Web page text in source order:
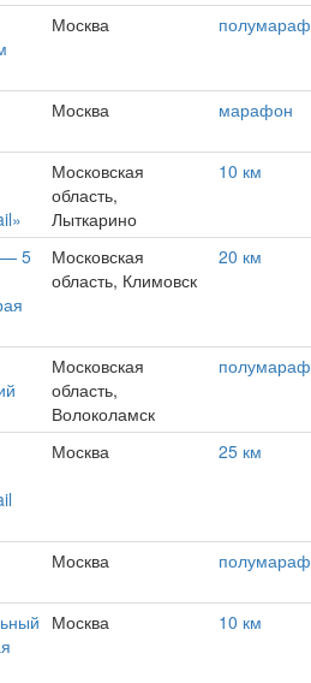
Москва
Москва марафон
Московская
область,
Лыткарино
10 км
— 5
Московская
область, Климовск
20 км
Московская
область,
Волоколамск
Москва 25 км
Москва
Москва 10 км